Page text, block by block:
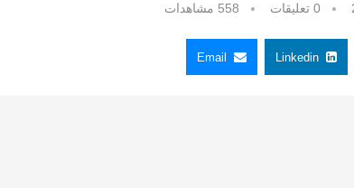
0 تعليقات 558 مشاهدات
Linkedin
Email